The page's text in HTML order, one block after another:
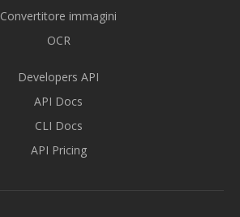
Convertitore immagini
OCR
Developers API
API Docs
CLI Docs
API Pricing